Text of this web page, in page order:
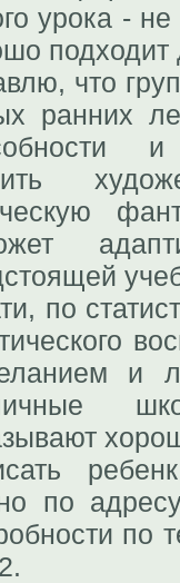
урока -
что
ранних
по
и
по
по